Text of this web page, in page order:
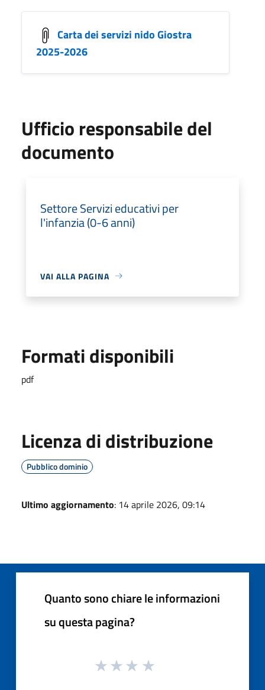
Carta dei servizi nido Giostra
2025-2026
Ufficio responsabile del
documento
Settore Servizi educativi per
l'infanzia (0-6 anni)
VAI ALLA PAGINA
Formati disponibili
pdf
Licenza di distribuzione
Pubblico dominio
Ultimo aggiornamento: 14 aprile 2026, 09:14
Quanto sono chiare le informazioni
su questa pagina?